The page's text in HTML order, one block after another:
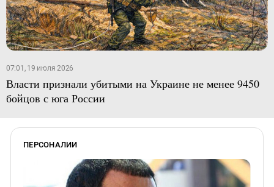
07:01, 19 июля 2026
Власти признали убитыми на Украине не менее 9450
бойцов с юга России
ПЕРСОНАЛИИ